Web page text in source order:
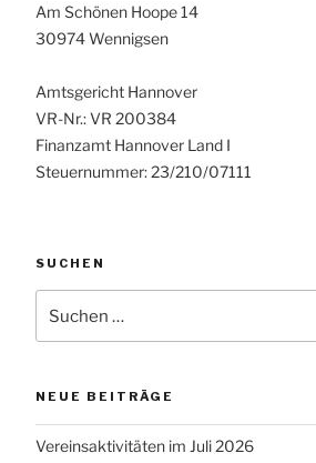
Am Schönen Hoope 14
30974 Wennigsen
Amtsgericht Hannover
VR-Nr.: VR 200384
Finanzamt Hannover Land I
Steuernummer: 23/210/07111
SUCHEN
nach:
NEUE BEITRÄGE
Vereinsaktivitäten im Juli 2026